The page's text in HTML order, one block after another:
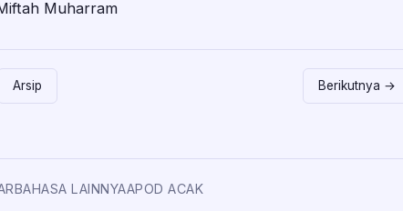
Muharram
Arsip Berikutnya →
BAHASA LAINNYAAPOD ACAK